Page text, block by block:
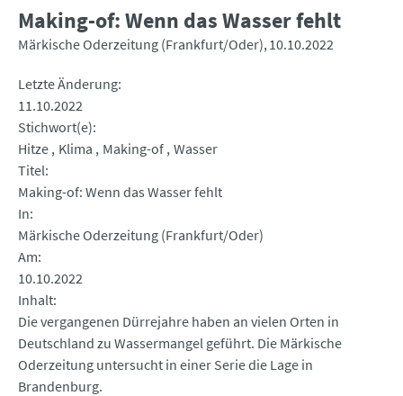
Making-of: Wenn das Wasser fehlt
Märkische Oderzeitung (Frankfurt/Oder) 10.10.2022
Letzte Änderung
11.10.2022
Stichwort(e)
Hitze Klima Making-of Wasser
Titel
Making-of: Wenn das Wasser fehlt
In
Märkische Oderzeitung (Frankfurt/Oder)
Am
10.10.2022
Inhalt
Die vergangenen Dürrejahre haben an vielen Orten in
Deutschland zu Wassermangel geführt. Die Märkische
Oderzeitung untersucht in einer Serie die Lage in
Brandenburg.